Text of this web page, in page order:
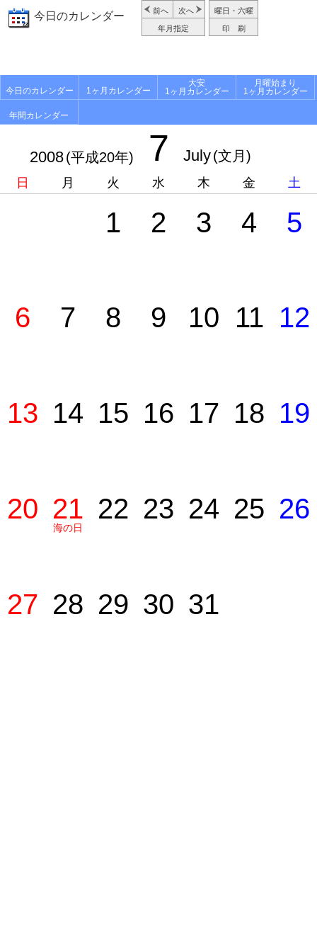
今日のカレンダー 前へ 次へ
年月指定
曜日・六曜
印 刷
今日のカレンダー 1ヶ月カレンダー
大安
1ヶ月カレンダー
月曜始まり
1ヶ月カレンダー
年間カレンダー
2008(平成20年) 7 July(文月)
日 月 火 水 木 金 土
1 2 3 4 5
6 7 8 9 10 11 12
13 14 15 16 17 18 19
20 21
海の日
22 23 24 25 26
27 28 29 30 31